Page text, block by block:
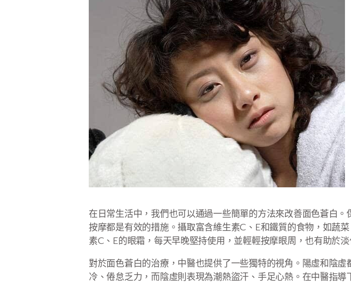
在日常生活中，我們也可以通過一些簡單的方法來改善面色蒼白
按摩都是有效的措施。攝取富含維生素C、E和鐵質的食物，如蔬
素C、E的眼霜，每天早晚堅持使用，並輕輕按摩眼周，也有助於
對於面色蒼白的治療，中醫也提供了一些獨特的視角。陽虛和陰
冷、倦怠乏力，而陰虛則表現為潮熱盜汗、手足心熱。在中醫指